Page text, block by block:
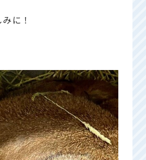
に！